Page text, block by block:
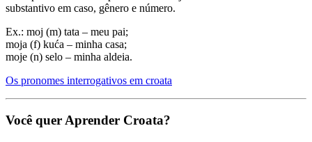
substantivo em caso, gênero e número.
Ex.: moj (m) tata – meu pai;
moja (f) kuća – minha casa;
moje (n) selo – minha aldeia.
Os pronomes interrogativos em croata
Você quer Aprender Croata?